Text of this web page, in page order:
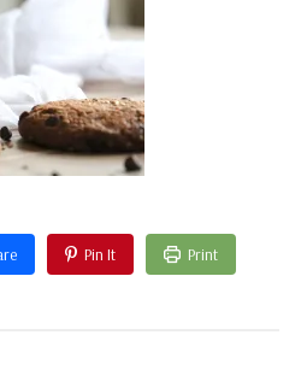
Pin It Print